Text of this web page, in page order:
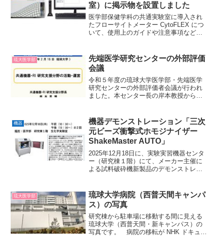
室）に掲示物を設置しました
医学部保健学科の共通実験室に導入され
たフローサイトメーター CytoFLEX につ
いて、使用上のガイドや注意事項などを
す。 また、CytoFLEX の利用者で情報
交換など...
琉大医学部
先端医学研究センターの外部評価
会議
令和５年度の琉球大学医学部・先端医学
研究センターの外部評価者会議が行われ
ました。本センター長の岸本教授から、
た。 また、令和5年度先端医学研究支援
事業の報告として、...
機器
機器デモンストレーション「三次
元ビーズ衝撃式ホモジナイザー
ShakeMaster AUTO」
2025年12月18日に、実験実習機器センタ
ー（研究棟１階）にて、メーカー主催に
よる試料破砕機新製品のデモンストレー
上記ポスターの通りです。 （機器セン
ター・佐藤）
琉大医学部
琉球大学病院（西普天間キャンパ
ス）の写真
研究棟から駐車場に移動する間に見える
琉球大学（西普天間・新キャンパス）の
写真です。 病院の移転が NHK ドキュメ